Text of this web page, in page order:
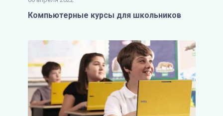
Компьютерные курсы для школьников